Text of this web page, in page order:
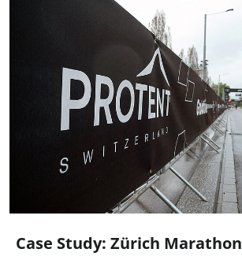
Case Study: Zürich Marathon